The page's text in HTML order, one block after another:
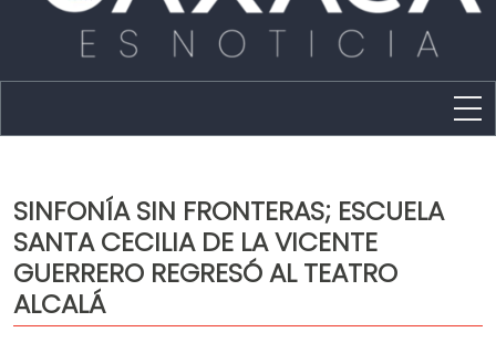
Política
Capital
Policíaca
Cultura
SINFONÍA SIN FRONTERAS; ESCUELA
SANTA CECILIA DE LA VICENTE
GUERRERO REGRESÓ AL TEATRO
ALCALÁ